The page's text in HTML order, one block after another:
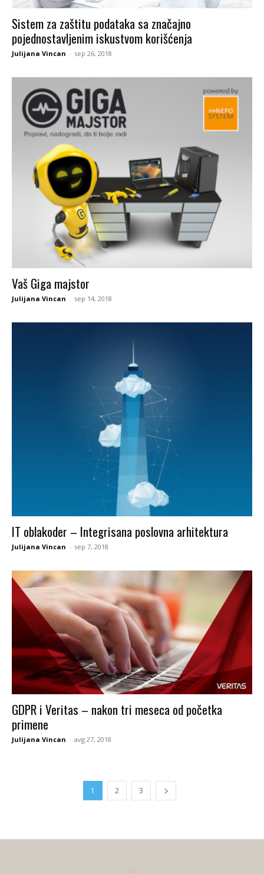
Sistem za zaštitu podataka sa značajno
pojednostavljenim iskustvom korišćenja
Julijana Vincan - sep 26, 2018
Vaš Giga majstor
Julijana Vincan - sep 14, 2018
IT oblakoder – Integrisana poslovna arhitektura
Julijana Vincan - sep 7, 2018
GDPR i Veritas – nakon tri meseca od početka
primene
Julijana Vincan - avg 27, 2018
1 2 3